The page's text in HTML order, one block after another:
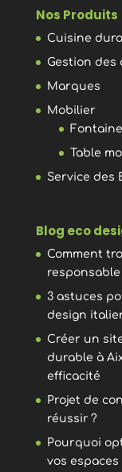
Nos Produits
Cuisine
Gestion des
Marques
Mobilier
Table
Service des
Blog eco
Comment
3 astuces
design
Créer un
durable à
efficacité
Projet de
réussir ?
Pourquoi
vos